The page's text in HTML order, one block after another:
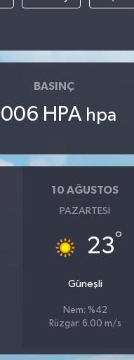
BASINÇ
HPA hpa
10 AĞUSTOS
PAZARTESI
23°
Güneşli
Nem: %42
Rüzgar: 6.00 m/s